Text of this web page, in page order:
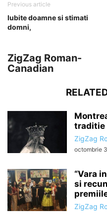
Previous article
Iubite doamne si stimati
domni,
ZigZag Roman-
Canadian
traditie
ZigZag
octombrie
“Vara
si
ZigZag